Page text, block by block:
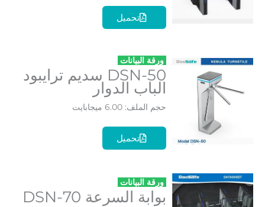
تحميل
ورقة البيانات
DSN-50 سديم ترايبود
الباب الدوار
حجم الملف: 6.00 ميجابايت
تحميل
ورقة البيانات
بوابة السرعة DSN-70